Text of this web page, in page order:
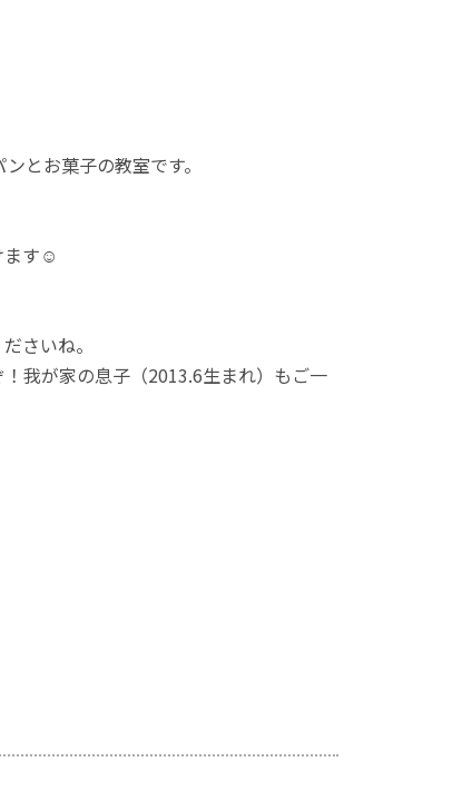
とお菓子の教室です。
ます☺
さいね。
我が家の息子（2013.6生まれ）もご一